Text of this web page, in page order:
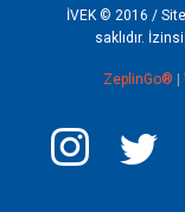
İVEK © 2016 /
saklıdır.
ZeplinGo® |